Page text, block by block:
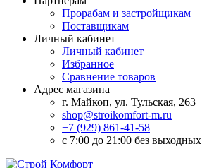
Прорабам и застройщикам
Поставщикам
Личный кабинет
Личный кабинет
Избранное
Сравнение товаров
Адрес магазина
г. Майкоп, ул. Тульская, 263
shop@stroikomfort-m.ru
+7 (929) 861-41-58
с 7:00 до 21:00 без выходных